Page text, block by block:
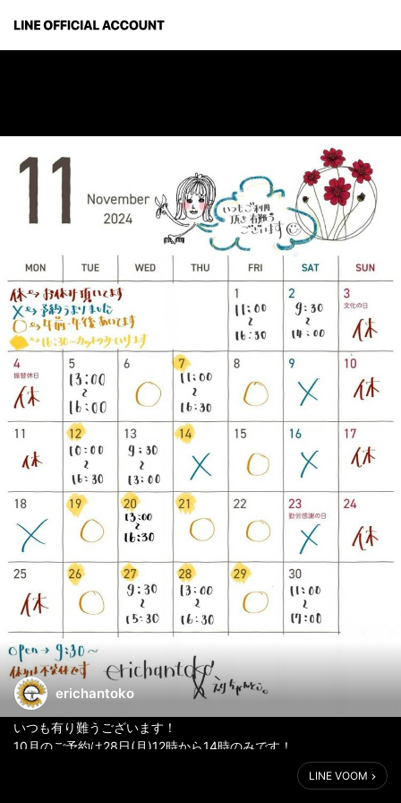
erichantoko
いつも有り難うございます！
10月のご予約は28日(月)12時から14時のみです！
LINE VOOM